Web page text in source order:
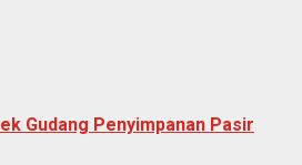
Gudang Penyimpanan Pasir